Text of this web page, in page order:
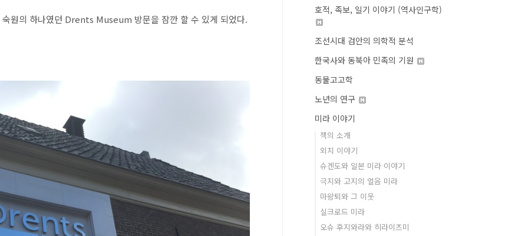
원의 하나였던 Drents Museum 방문을 잠깐 할 수 있게 되었다.
호적, 족보, 일기 이야기 (역사인구학)
조선시대 검안의 의학적 분석
한국사와 동북아 민족의 기원
동물고고학
노년의 연구
미라 이야기
책의 소개
외치 이야기
슈겐도와 일본 미라 이야기
극지와 고지의 얼음 미라
마왕퇴와 그 이웃
실크로드 미라
오슈 후지와라와 히라이즈미